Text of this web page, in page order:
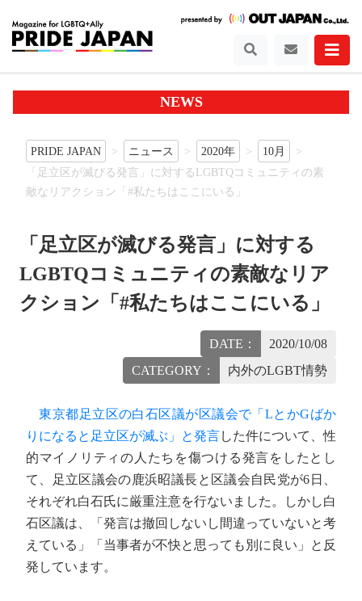
NEWS
PRIDE JAPAN ニュース 2020年
10月
「足立区が滅びる発言」に対するLGBTQコミュニティの素
敵なリアクション「#私たちはここにいる」
「足立区が滅びる発言」に対する
LGBTQコミュニティの素敵なリア
クション「#私たちはここにいる」
DATE：
2020/10/08
CATEGORY：
内外のLGBT情勢
東京都足立区の白石区議が区議会で「LとかGばか
りになると足立区が滅ぶ」と発言した件について、性
的マイノリティの人たちを傷つける発言をしたとし
て、足立区議会の鹿浜昭議長と区議会自民党が6日、
それぞれ白石氏に厳重注意を行ないました。しかし白
石区議は、「発言は撤回しないし間違っていないと考
えている」「当事者が不快と思っても別に良い」と反
発しています。